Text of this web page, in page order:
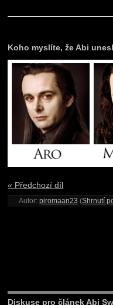
Koho myslíte, že Abi
« Předchozí díl
Autor: piromaan23 (Shrnutí
Diskuse pro článek Abi